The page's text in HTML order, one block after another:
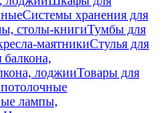
Системы хранения для
столы-книгиТумбы для
маятникиСтулья для
лоджииТовары для
лампы,